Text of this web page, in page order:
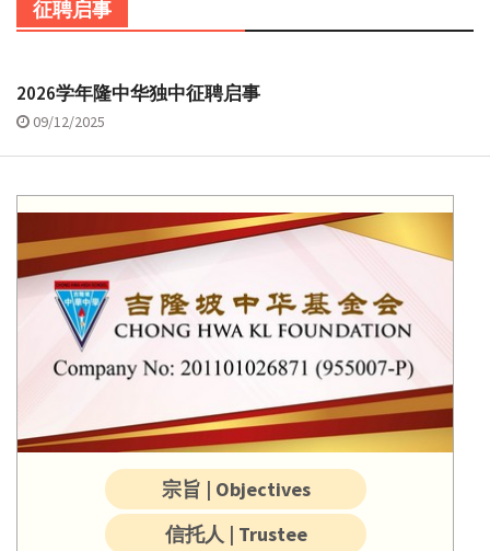
征聘启事
2026学年隆中华独中征聘启事
09/12/2025
宗旨 | Objectives
信托人 | Trustee